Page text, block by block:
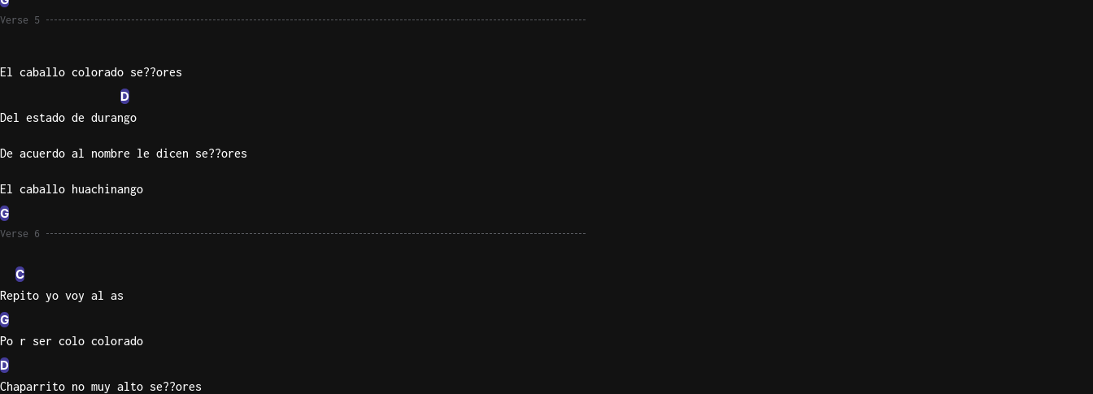
Verse 5
El caballo colorado se??ores
D
Del estado de durango
De acuerdo al nombre le dicen se??ores
El caballo huachinango
G
Verse 6
C
Repito yo voy al as
G
Po r ser colo colorado
D
Chaparrito no muy alto se??ores